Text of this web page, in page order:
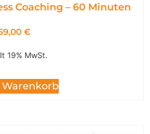
Coaching – 60 Minuten
€
19% MwSt.
Warenkorb